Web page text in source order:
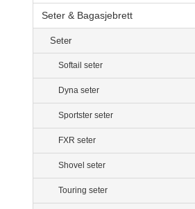
Seter & Bagasjebrett
Seter
Softail seter
Dyna seter
Sportster seter
FXR seter
Shovel seter
Touring seter